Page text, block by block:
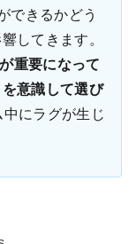
できるかどう
してきます。
重要になって
意識して選び
にラグが生じ